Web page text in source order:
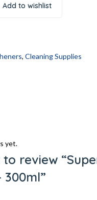
Add to wishlist
, Cleaning Supplies
yet.
review
300ml”